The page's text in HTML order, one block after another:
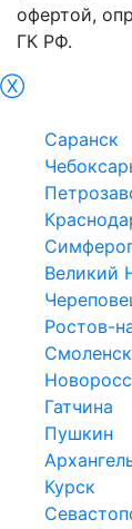
офертой,
ГК РФ.
Ⓧ
Саранск
Великий
Ростов-
Смоленск
Гатчина
Пушкин
Курск